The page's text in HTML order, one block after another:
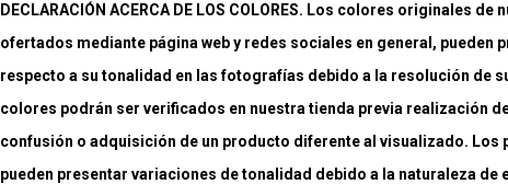
DECLARACIÓN ACERCA DE LOS COLORES. Los colores originales
ofertados mediante página web y redes sociales en general, pueden
respecto a su tonalidad en las fotografías debido a la resolución de
colores podrán ser verificados en nuestra tienda previa realización
confusión o adquisición de un producto diferente al visualizado. Los
pueden presentar variaciones de tonalidad debido a la naturaleza de